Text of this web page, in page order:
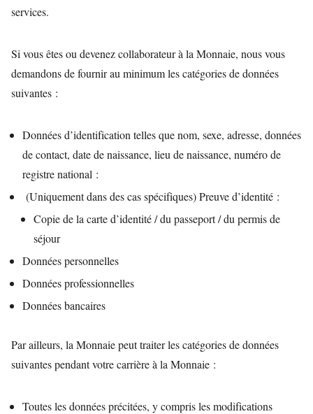
services.
Si vous êtes ou devenez collaborateur à la Monnaie, nous vous
demandons de fournir au minimum les catégories de données
suivantes :
Données d’identification telles que nom, sexe, adresse, données
de contact, date de naissance, lieu de naissance, numéro de
registre national :
(Uniquement dans des cas spécifiques) Preuve d’identité :
Copie de la carte d’identité / du passeport / du permis de
séjour
Données personnelles
Données professionnelles
Données bancaires
Par ailleurs, la Monnaie peut traiter les catégories de données
suivantes pendant votre carrière à la Monnaie :
Toutes les données précitées, y compris les modifications